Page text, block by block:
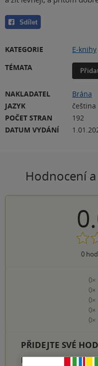
Sdílet
KATEGORIE E-knihy
TÉMATA
NAKLADATEL
Brána
JAZYK
čeština
POČET STRAN
192
DATUM VYDÁNÍ
Hodnocení
0
0×
0×
0×
0×
0×
PŘIDEJTE SVÉ
Hodnocení našich